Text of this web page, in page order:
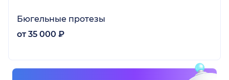
Бюгельные протезы
от 35 000 ₽